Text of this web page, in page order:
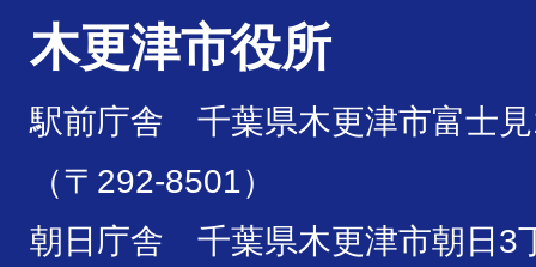
木更津市役所
駅前庁舎 千葉県木更津市富士
（〒292-8501）
朝日庁舎 千葉県木更津市朝日3